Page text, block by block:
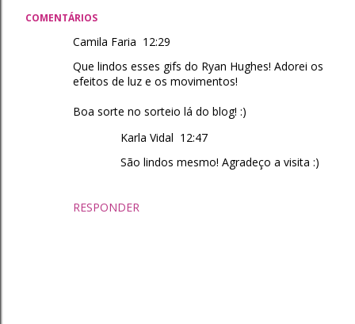
COMENTÁRIOS
Camila Faria 12:29
Que lindos esses gifs do Ryan Hughes! Adorei os
efeitos de luz e os movimentos!
Boa sorte no sorteio lá do blog! :)
RESPONDER
Karla Vidal 12:47
São lindos mesmo! Agradeço a visita :)